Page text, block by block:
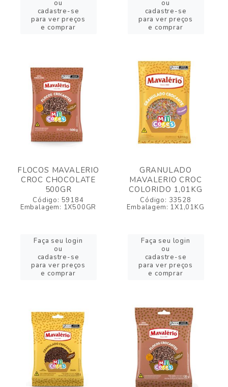
ou
cadastre-se
para ver preços
e comprar
ou
cadastre-se
para ver preços
e comprar
FLOCOS MAVALERIO
CROC CHOCOLATE
500GR
Código: 59184
Embalagem: 1X500GR
Faça seu login
ou
cadastre-se
para ver preços
e comprar
GRANULADO
MAVALERIO CROC
COLORIDO 1,01KG
Código: 33528
Embalagem: 1X1,01KG
Faça seu login
ou
cadastre-se
para ver preços
e comprar